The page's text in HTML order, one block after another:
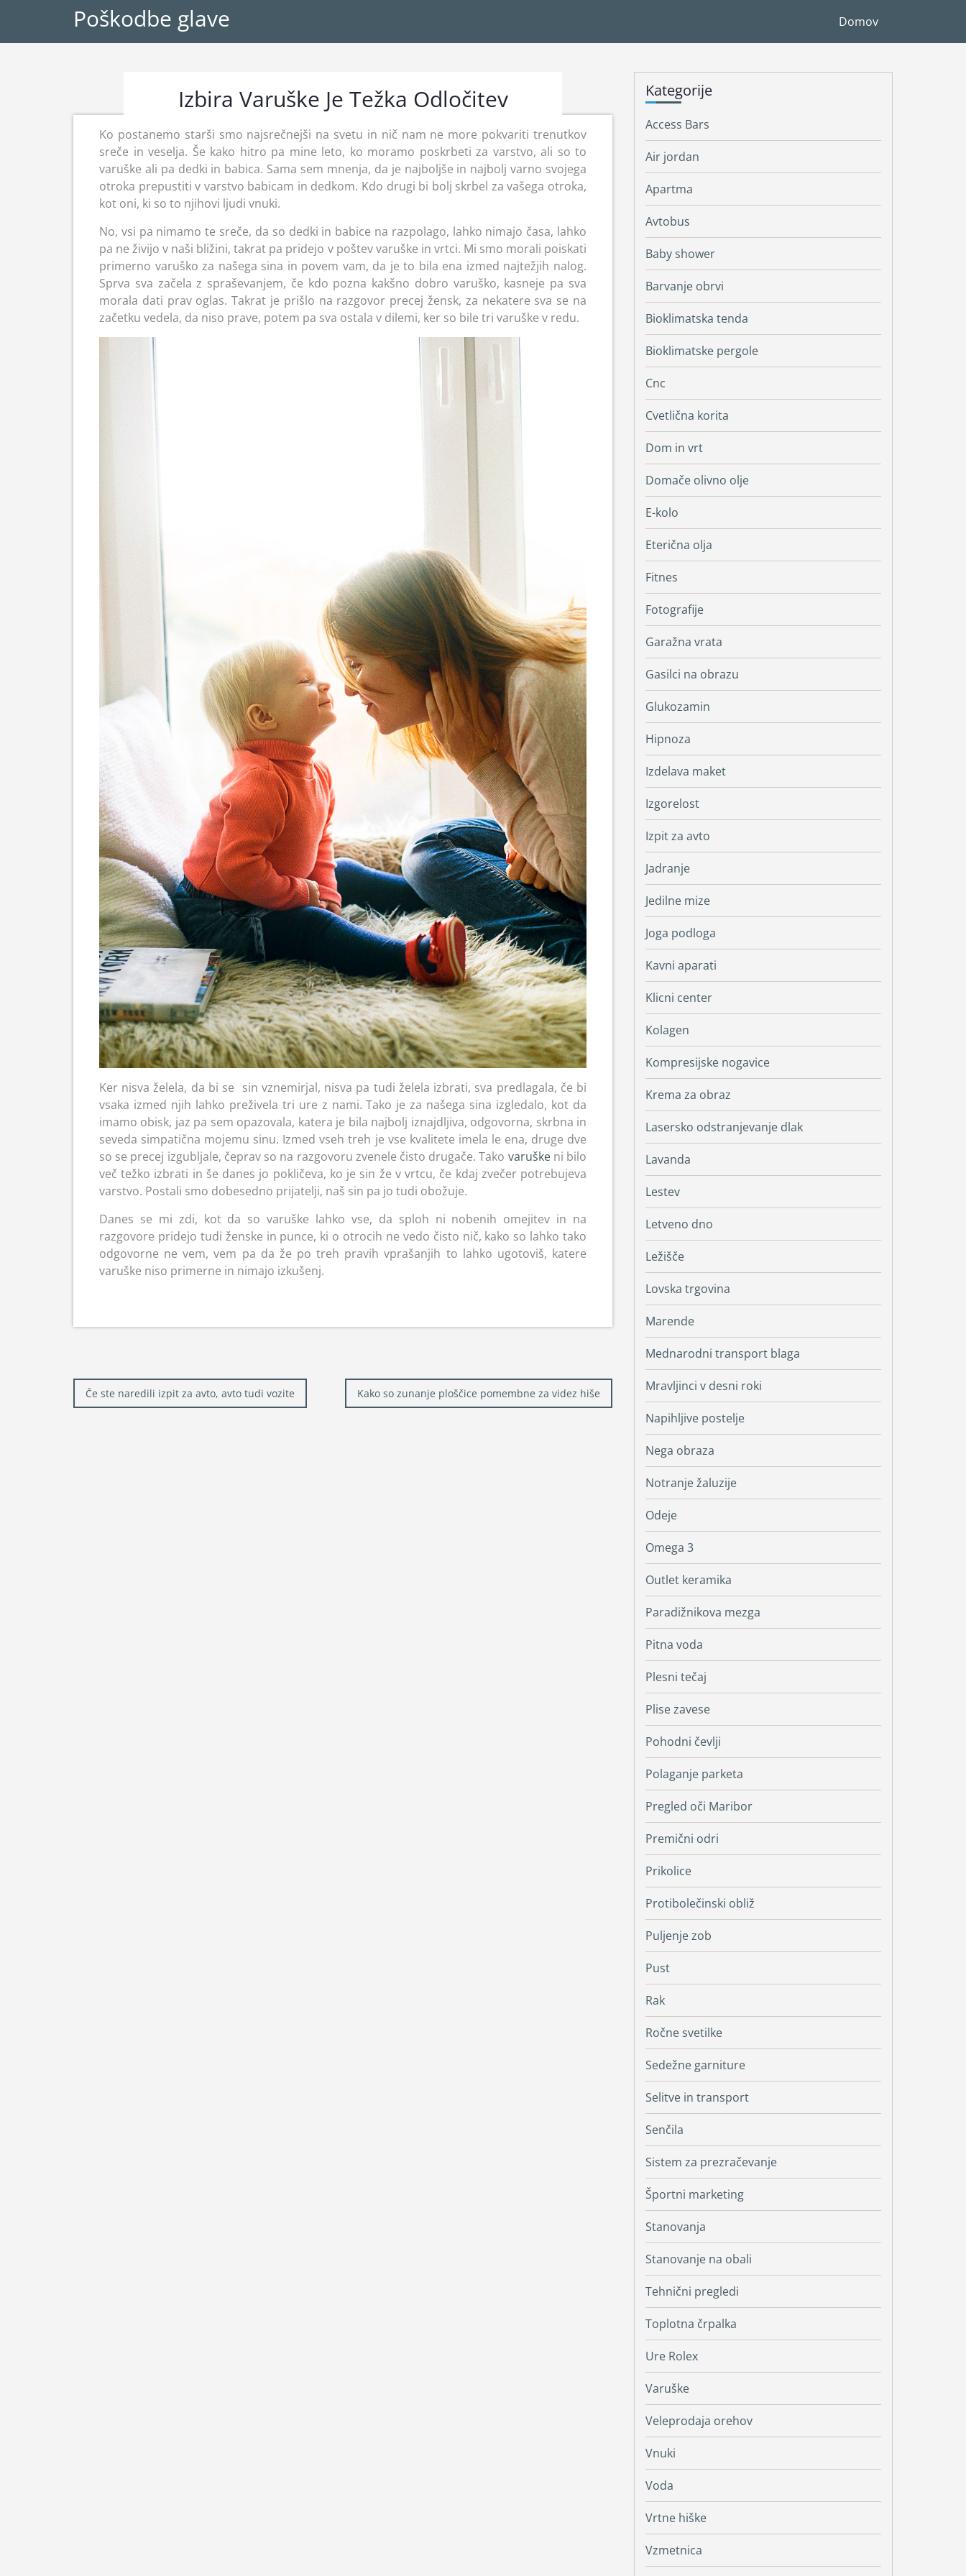
Poškodbe glave Domov
Izbira Varuške Je Težka Odločitev
Ko postanemo starši smo najsrečnejši na svetu in nič nam ne more pokvariti trenutkov
sreče in veselja. Še kako hitro pa mine leto, ko moramo poskrbeti za varstvo, ali so to
varuške ali pa dedki in babica. Sama sem mnenja, da je najboljše in najbolj varno svojega
otroka prepustiti v varstvo babicam in dedkom. Kdo drugi bi bolj skrbel za vašega otroka,
kot oni, ki so to njihovi ljudi vnuki.
No, vsi pa nimamo te sreče, da so dedki in babice na razpolago, lahko nimajo časa, lahko
pa ne živijo v naši bližini, takrat pa pridejo v poštev varuške in vrtci. Mi smo morali poiskati
primerno varuško za našega sina in povem vam, da je to bila ena izmed najtežjih nalog.
Sprva sva začela z spraševanjem, če kdo pozna kakšno dobro varuško, kasneje pa sva
morala dati prav oglas. Takrat je prišlo na razgovor precej žensk, za nekatere sva se na
začetku vedela, da niso prave, potem pa sva ostala v dilemi, ker so bile tri varuške v redu.
Ker nisva želela, da bi se sin vznemirjal, nisva pa tudi želela izbrati, sva predlagala, če bi
vsaka izmed njih lahko preživela tri ure z nami. Tako je za našega sina izgledalo, kot da
imamo obisk, jaz pa sem opazovala, katera je bila najbolj iznajdljiva, odgovorna, skrbna in
seveda simpatična mojemu sinu. Izmed vseh treh je vse kvalitete imela le ena, druge dve
so se precej izgubljale, čeprav so na razgovoru zvenele čisto drugače. Tako varuškeni bilo
več težko izbrati in še danes jo pokličeva, ko je sin že v vrtcu, če kdaj zvečer potrebujeva
varstvo. Postali smo dobesedno prijatelji, naš sin pa jo tudi obožuje.
Danes se mi zdi, kot da so varuške lahko vse, da sploh ni nobenih omejitev in na
razgovore pridejo tudi ženske in punce, ki o otrocih ne vedo čisto nič, kako so lahko tako
odgovorne ne vem, vem pa da že po treh pravih vprašanjih to lahko ugotoviš, katere
varuške niso primerne in nimajo izkušenj.
Navigacija
Če ste naredili izpit za avto, avto tudi vozite Kako so zunanje ploščice pomembne za videz hiše
Kategorije
Access Bars
Air jordan
Apartma
Avtobus
Baby shower
Barvanje obrvi
Bioklimatska tenda
Bioklimatske pergole
Cnc
Cvetlična korita
Dom in vrt
Domače olivno olje
E-kolo
Eterična olja
Fitnes
Fotografije
Garažna vrata
Gasilci na obrazu
Glukozamin
Hipnoza
Izdelava maket
Izgorelost
Izpit za avto
Jadranje
Jedilne mize
Joga podloga
Kavni aparati
Klicni center
Kolagen
Kompresijske nogavice
Krema za obraz
Lasersko odstranjevanje dlak
Lavanda
Lestev
Letveno dno
Ležišče
Lovska trgovina
Marende
Mednarodni transport blaga
Mravljinci v desni roki
Napihljive postelje
Nega obraza
Notranje žaluzije
Odeje
Omega 3
Outlet keramika
Paradižnikova mezga
Pitna voda
Plesni tečaj
Plise zavese
Pohodni čevlji
Polaganje parketa
Pregled oči Maribor
Premični odri
Prikolice
Protibolečinski obliž
Puljenje zob
Pust
Rak
Ročne svetilke
Sedežne garniture
Selitve in transport
Senčila
Sistem za prezračevanje
Športni marketing
Stanovanja
Stanovanje na obali
Tehnični pregledi
Toplotna črpalka
Ure Rolex
Varuške
Veleprodaja orehov
Vnuki
Voda
Vrtne hiške
Vzmetnica